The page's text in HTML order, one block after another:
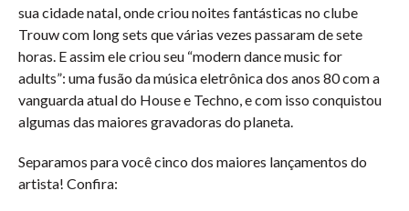
sua cidade natal, onde criou noites fantásticas no clube
Trouw com long sets que várias vezes passaram de sete
horas. E assim ele criou seu “modern dance music for
adults”: uma fusão da música eletrônica dos anos 80 com a
vanguarda atual do House e Techno, e com isso conquistou
algumas das maiores gravadoras do planeta.
Separamos para você cinco dos maiores lançamentos do
artista! Confira: